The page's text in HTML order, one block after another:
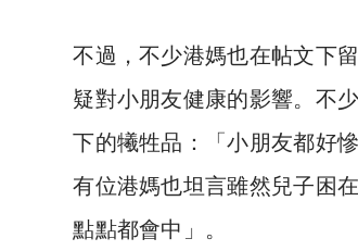
不過，不少港媽也在帖文下
疑對小朋友健康的影響。不
下的犧牲品：「小朋友都好
有位港媽也坦言雖然兒子困
點點都會中」。